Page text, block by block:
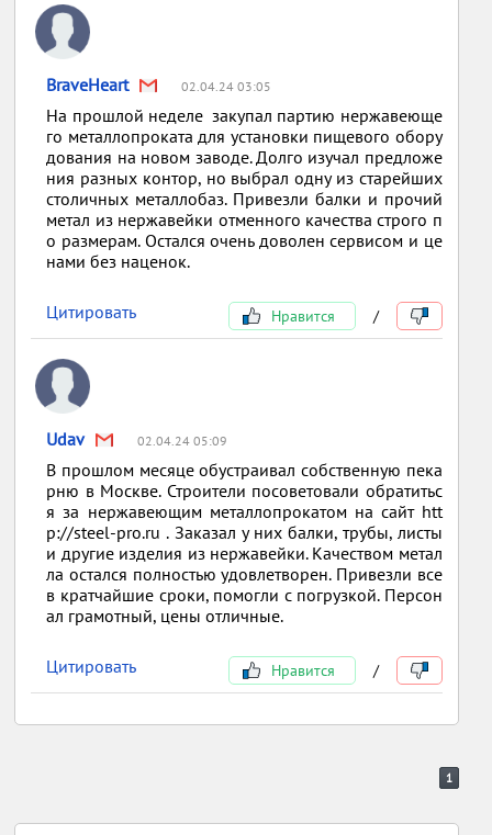
BraveHeart 02.04.24 03:05
На прошлой неделе закупал партию нержавеюще
го металлопроката для установки пищевого обору
дования на новом заводе. Долго изучал предложе
ния разных контор, но выбрал одну из старейших
столичных металлобаз. Привезли балки и прочий
метал из нержавейки отменного качества строго п
о размерам. Остался очень доволен сервисом и це
нами без наценок.
Цитировать Нравится /
Udav 02.04.24 05:09
В прошлом месяце обустраивал собственную пека
рню в Москве. Строители посоветовали обратитьс
я за нержавеющим металлопрокатом на сайт htt
p://steel-pro.ru . Заказал у них балки, трубы, листы
и другие изделия из нержавейки. Качеством метал
ла остался полностью удовлетворен. Привезли все
в кратчайшие сроки, помогли с погрузкой. Персон
ал грамотный, цены отличные.
Цитировать Нравится /
1